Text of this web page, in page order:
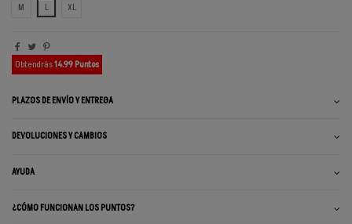
M
L XL
Obtendrás14.99 Puntos
PLAZOS DE ENVÍO Y ENTREGA
DEVOLUCIONES Y CAMBIOS
AYUDA
¿CÓMO FUNCIONAN LOS PUNTOS?